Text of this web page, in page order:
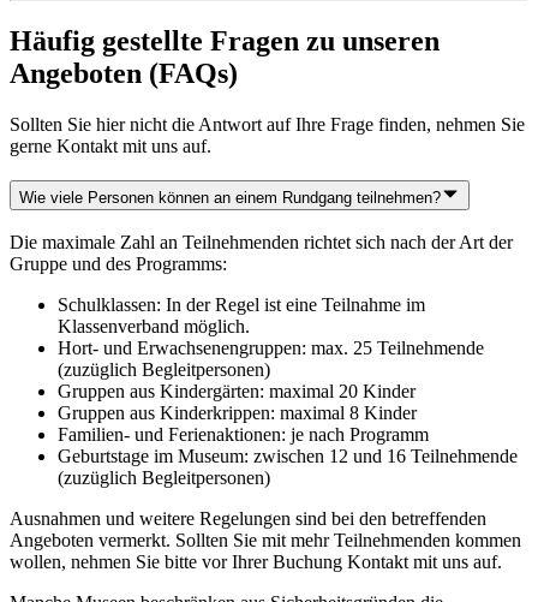
Häufig gestellte Fragen zu unseren
Angeboten (FAQs)
Sollten Sie hier nicht die Antwort auf Ihre Frage finden, nehmen Sie
gerne Kontakt mit uns auf.
Wie viele Personen können an einem Rundgang teilnehmen?
Die maximale Zahl an Teilnehmenden richtet sich nach der Art der
Gruppe und des Programms:
Schulklassen: In der Regel ist eine Teilnahme im
Klassenverband möglich.
Hort- und Erwachsenengruppen: max. 25 Teilnehmende
(zuzüglich Begleitpersonen)
Gruppen aus Kindergärten: maximal 20 Kinder
Gruppen aus Kinderkrippen: maximal 8 Kinder
Familien- und Ferienaktionen: je nach Programm
Geburtstage im Museum: zwischen 12 und 16 Teilnehmende
(zuzüglich Begleitpersonen)
Ausnahmen und weitere Regelungen sind bei den betreffenden
Angeboten vermerkt. Sollten Sie mit mehr Teilnehmenden kommen
wollen, nehmen Sie bitte vor Ihrer Buchung Kontakt mit uns auf.